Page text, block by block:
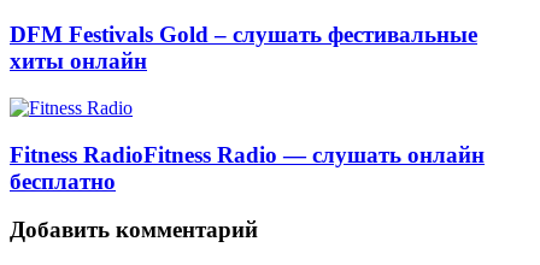
DFM Festivals Gold – слушать фестивальные
хиты онлайн
Fitness RadioFitness Radio — слушать онлайн
бесплатно
Добавить комментарий